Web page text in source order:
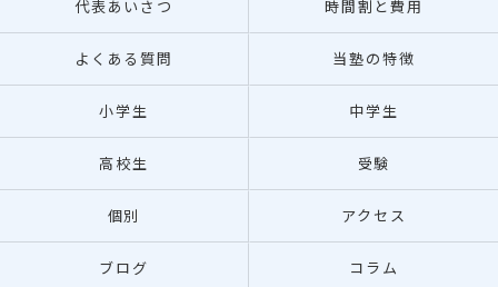
代表あいさつ 時間割と費用
よくある質問 当塾の特徴
小学生 中学生
高校生 受験
個別 アクセス
ブログ コラム